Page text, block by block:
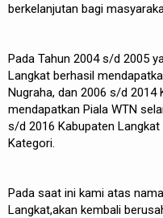
berkelanjutan bagi
Pada Tahun 2004 s/d 2005
Langkat berhasil
Nugraha, dan 2006 s/d 2014
mendapatkan Piala WTN
s/d 2016 Kabupaten
Kategori.
Pada saat ini kami atas
Langkat,akan kembali